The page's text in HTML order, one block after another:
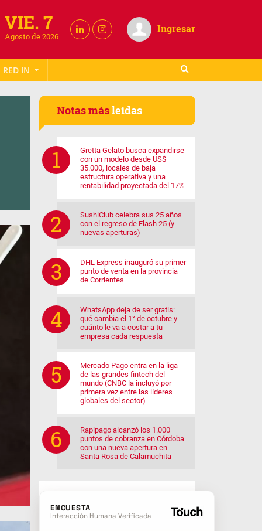
VIE. 7
Agosto de 2026
Ingresar
RED IN
Notas másleídas
Gretta Gelato busca expandirse
con un modelo desde US$
35.000, locales de baja
estructura operativa y una
rentabilidad proyectada del 17%
SushiClub celebra sus 25 años
con el regreso de Flash 25 (y
nuevas aperturas)
DHL Express inauguró su primer
punto de venta en la provincia
de Corrientes
WhatsApp deja de ser gratis:
qué cambia el 1° de octubre y
cuánto le va a costar a tu
empresa cada respuesta
Mercado Pago entra en la liga
de las grandes fintech del
mundo (CNBC la incluyó por
primera vez entre las líderes
globales del sector)
Rapipago alcanzó los 1.000
puntos de cobranza en Córdoba
con una nueva apertura en
Santa Rosa de Calamuchita
ENCUESTA
Interacción Humana Verificada